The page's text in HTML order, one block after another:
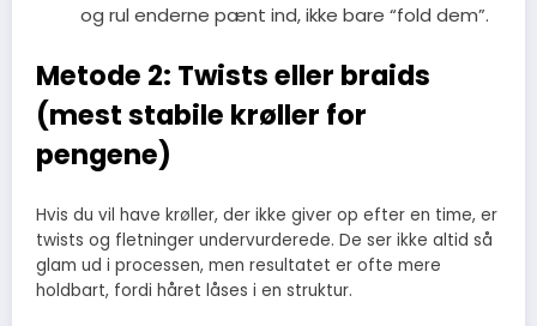
og rul enderne pænt ind, ikke bare “fold dem”.
Metode 2: Twists eller braids
(mest stabile krøller for
pengene)
Hvis du vil have krøller, der ikke giver op efter en time, er
twists og fletninger undervurderede. De ser ikke altid så
glam ud i processen, men resultatet er ofte mere
holdbart, fordi håret låses i en struktur.